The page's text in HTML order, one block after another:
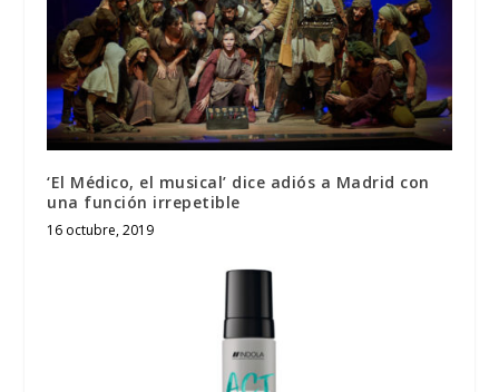
‘El Médico, el musical’ dice adiós a Madrid con
una función irrepetible
16 octubre, 2019